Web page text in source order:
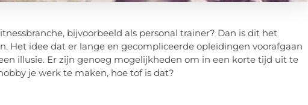
bijvoorbeeld als personal trainer? Dan is dit het
Het idee dat er lange en gecompliceerde opleidingen voorafgaan
illusie. Er zijn genoeg mogelijkheden om in een korte tijd uit te
je werk te maken, hoe tof is dat?